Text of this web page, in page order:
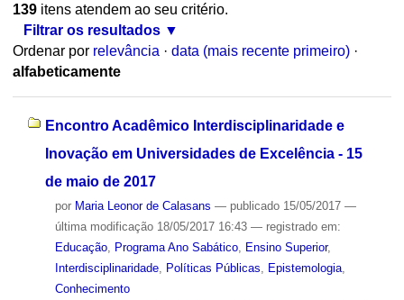
139itens atendem ao seu critério.
Filtrar os resultados
Ordenar por relevância · data (mais recente primeiro) ·
alfabeticamente
Encontro Acadêmico Interdisciplinaridade e
Inovação em Universidades de Excelência - 15
de maio de 2017
por Maria Leonor de Calasans — publicado15/05/2017 —
última modificação18/05/2017 16:43 — registrado em:
Educação, Programa Ano Sabático, Ensino Superior,
Interdisciplinaridade, Políticas Públicas Epistemologia,
Conhecimento